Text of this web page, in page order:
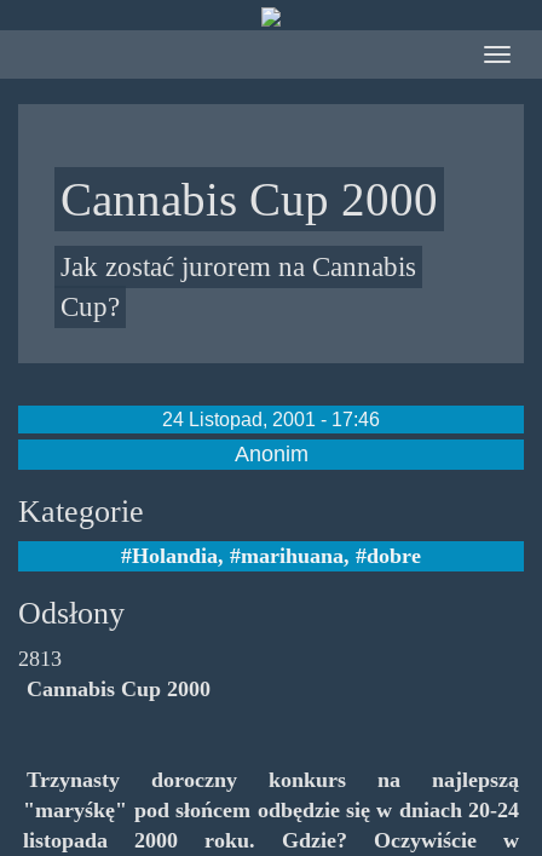
treści
Toggle
Cannabis Cup 2000
Jak zostać jurorem na Cannabis
Cup?
24 Listopad, 2001 - 17:46
Anonim
Kategorie
Holandia, marihuana, dobre
Odsłony
2813
Cannabis Cup 2000
Trzynasty doroczny konkurs na najlepszą
"maryśkę" pod słońcem odbędzie się w dniach 20-24
listopada 2000 roku. Gdzie? Oczywiście w